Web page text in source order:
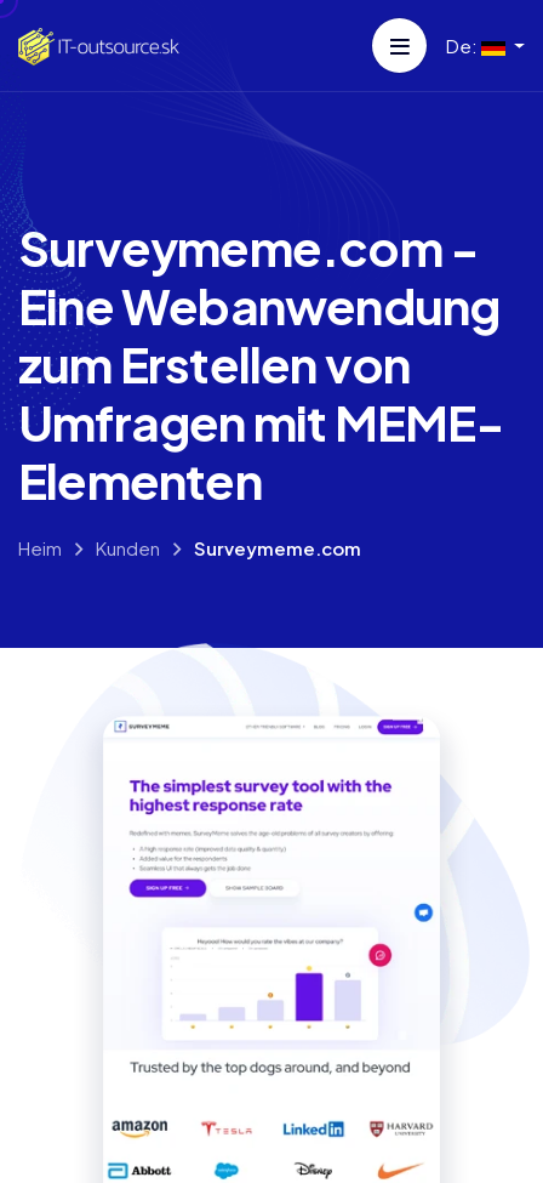
De:
Surveymeme.com -
Eine Webanwendung
zum Erstellen von
Umfragen mit MEME-
Elementen
Heim Kunden Surveymeme.com